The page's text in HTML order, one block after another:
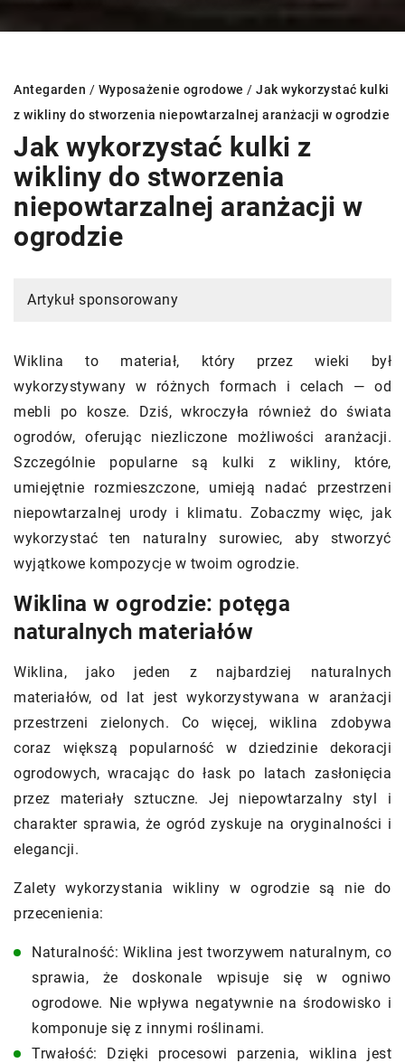
Antegarden / Wyposażenie ogrodowe / Jak wykorzystać kulki
z wikliny do stworzenia niepowtarzalnej aranżacji w ogrodzie
Jak wykorzystać kulki z
wikliny do stworzenia
niepowtarzalnej aranżacji w
ogrodzie
Artykuł sponsorowany
Wiklina to materiał, który przez wieki był
wykorzystywany w różnych formach i celach — od
mebli po kosze. Dziś, wkroczyła również do świata
ogrodów, oferując niezliczone możliwości aranżacji.
Szczególnie popularne są kulki z wikliny, które,
umiejętnie rozmieszczone, umieją nadać przestrzeni
niepowtarzalnej urody i klimatu. Zobaczmy więc, jak
wykorzystać ten naturalny surowiec, aby stworzyć
wyjątkowe kompozycje w twoim ogrodzie.
Wiklina w ogrodzie: potęga
naturalnych materiałów
Wiklina, jako jeden z najbardziej naturalnych
materiałów, od lat jest wykorzystywana w aranżacji
przestrzeni zielonych. Co więcej, wiklina zdobywa
coraz większą popularność w dziedzinie dekoracji
ogrodowych, wracając do łask po latach zasłonięcia
przez materiały sztuczne. Jej niepowtarzalny styl i
charakter sprawia, że ogród zyskuje na oryginalności i
elegancji.
Zalety wykorzystania wikliny w ogrodzie są nie do
przecenienia:
Naturalność: Wiklina jest tworzywem naturalnym, co
sprawia, że doskonale wpisuje się w ogniwo
ogrodowe. Nie wpływa negatywnie na środowisko i
komponuje się z innymi roślinami.
Trwałość: Dzięki procesowi parzenia, wiklina jest